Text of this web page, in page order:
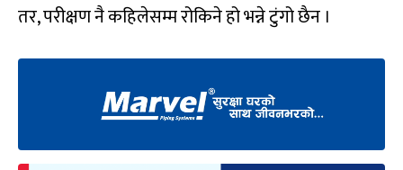
तर, परीक्षण नै कहिलेसम्म रोकिने हो भन्ने टुंगो छैन ।